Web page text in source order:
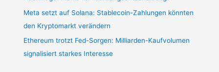
Meta setzt auf Solana: Stablecoin-Zahlungen könnten
den Kryptomarkt verändern
Ethereum trotzt Fed-Sorgen: Milliarden-Kaufvolumen
signalisiert starkes Interesse